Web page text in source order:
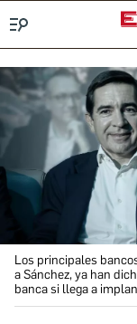
Los principales
a Sánchez, ya han
banca si llega a